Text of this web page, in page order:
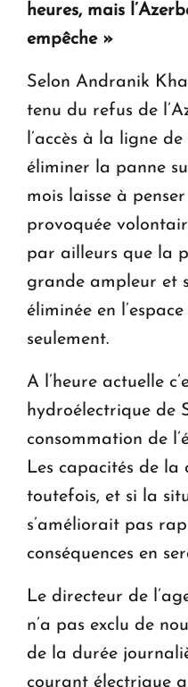
heures, mais
empêche »
Selon Andranik
tenu du refus de
l’accès à la ligne
éliminer la panne
mois laisse à
provoquée
par ailleurs que la
grande ampleur et
éliminée en
seulement.
A l’heure actuelle
hydroélectrique de
consommation de
Les capacités de la
toutefois, et si la
s’améliorait pas
conséquences en
Le directeur de
n’a pas exclu de
de la durée
courant électrique